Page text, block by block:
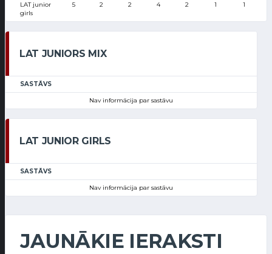
LAT junior
girls
5 2 2 4 2 1 1
LAT JUNIORS MIX
SASTĀVS
Nav informācija par sastāvu
LAT JUNIOR GIRLS
SASTĀVS
Nav informācija par sastāvu
JAUNĀKIE IERAKSTI